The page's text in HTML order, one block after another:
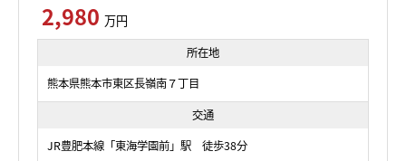
2,980 万円
所在地
熊本県熊本市東区長嶺南７丁目
交通
JR豊肥本線「東海学園前」駅 徒歩38分